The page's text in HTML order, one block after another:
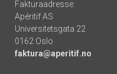
Fakturaadresse:
Apéritif AS
Universitetsgata 22
0162 Oslo
faktura@aperitif.no